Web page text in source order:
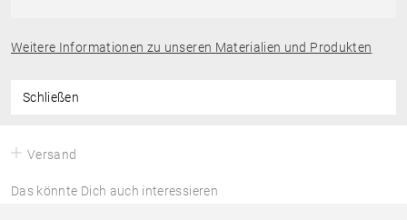
Weitere Informationen zu unseren Materialien und Produkten
Schließen
Versand
Das könnte Dich auch interessieren